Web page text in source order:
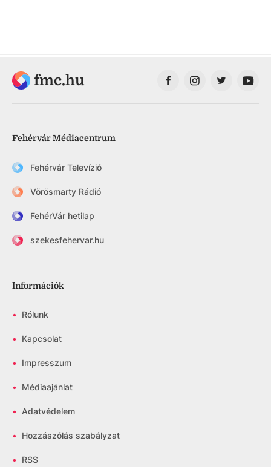
fmc.hu
Fehérvár Médiacentrum
Fehérvár Televízió
Vörösmarty Rádió
FehérVár hetilap
szekesfehervar.hu
Információk
• Rólunk
• Kapcsolat
• Impresszum
• Médiaajánlat
• Adatvédelem
• Hozzászólás szabályzat
• RSS